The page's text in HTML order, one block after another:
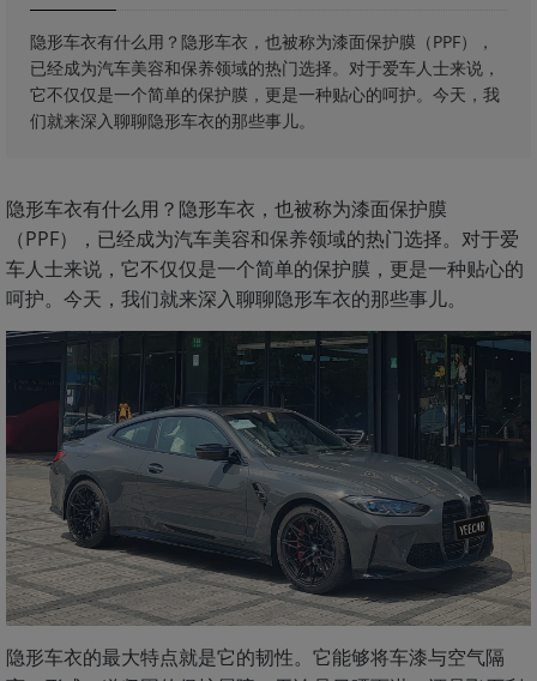
隐形车衣有什么用？隐形车衣，也被称为漆面保护膜（PPF），
已经成为汽车美容和保养领域的热门选择。对于爱车人士来说，
它不仅仅是一个简单的保护膜，更是一种贴心的呵护。今天，我
们就来深入聊聊隐形车衣的那些事儿。
隐形车衣有什么用？隐形车衣，也被称为漆面保护膜
（PPF），已经成为汽车美容和保养领域的热门选择。对于爱
车人士来说，它不仅仅是一个简单的保护膜，更是一种贴心的
呵护。今天，我们就来深入聊聊隐形车衣的那些事儿。
隐形车衣的最大特点就是它的韧性。它能够将车漆与空气隔